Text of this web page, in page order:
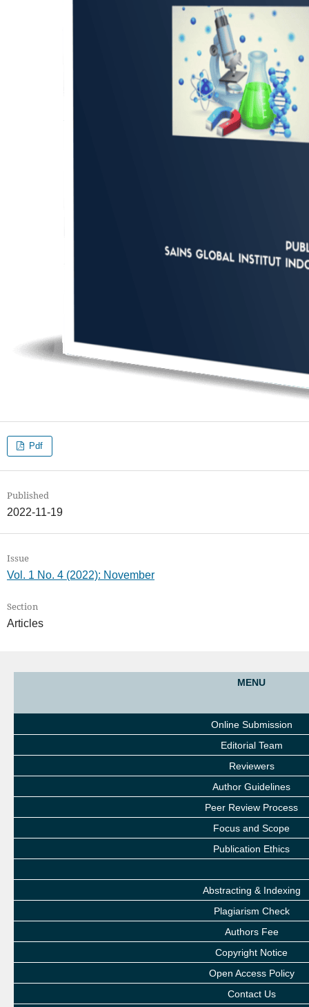
Pdf
Published
2022-11-19
Issue
Vol. 1 No. 4 (2022): November
Section
Articles
MENU
Online Submission
Editorial Team
Reviewers
Author Guidelines
Peer Review Process
Focus and Scope
Publication Ethics
Abstracting & Indexing
Plagiarism Check
Authors Fee
Copyright Notice
Open Access Policy
Contact Us